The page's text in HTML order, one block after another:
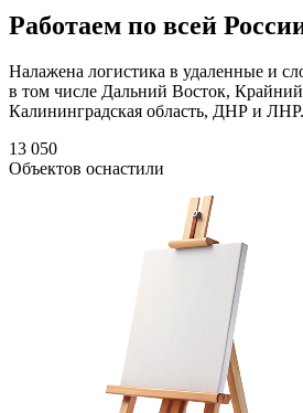
Работаем по всей
Налажена логистика в удаленные и
в том числе Дальний Восток,
Калининградская область, ДНР и ЛНР.
13 050
Объектов оснастили